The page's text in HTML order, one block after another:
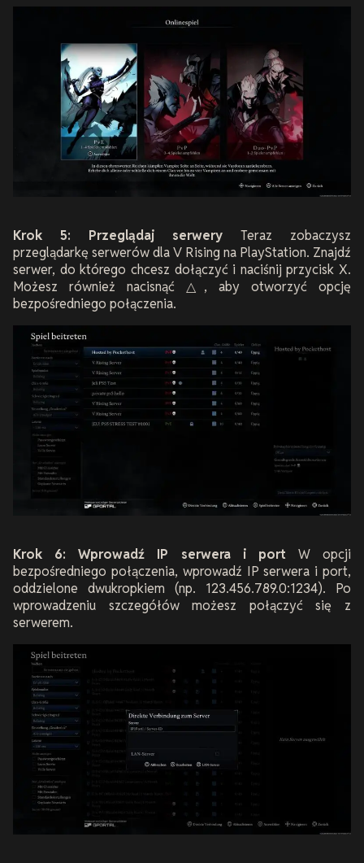
Krok 5: Przeglądaj serwery Teraz zobaczysz
przeglądarkę serwerów dla V Rising na PlayStation. Znajdź
serwer, do którego chcesz dołączyć i naciśnij przycisk X.
Możesz również nacisnąć △, aby otworzyć opcję
bezpośredniego połączenia.
Krok 6: Wprowadź IP serwera i portW opcji
bezpośredniego połączenia, wprowadź IP serwera i port,
oddzielone dwukropkiem (np. 123.456.789.0:1234). Po
wprowadzeniu szczegółów możesz połączyć się z
serwerem.